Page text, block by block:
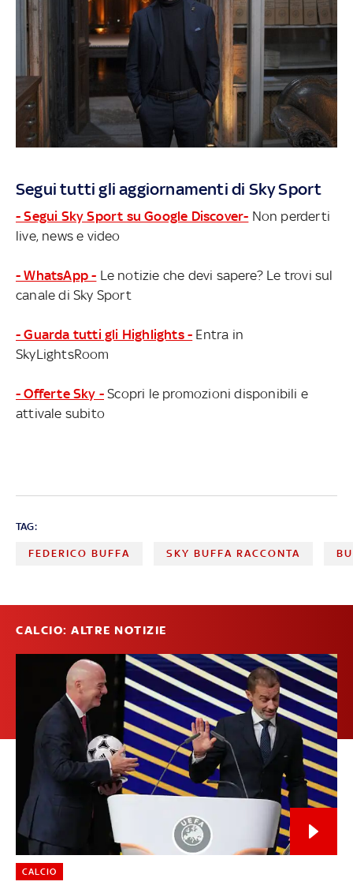
Segui tutti gli aggiornamenti di Sky Sport
- Segui Sky Sport su Google Discover- Non perderti
live, news e video
- WhatsApp - Le notizie che devi sapere? Le trovi sul
canale di Sky Sport
- Guarda tutti gli Highlights - Entra in
SkyLightsRoom
- Offerte Sky - Scopri le promozioni disponibili e
attivale subito
TAG:
FEDERICO BUFFA SKY BUFFA RACCONTA
CALCIO: ALTRE NOTIZIE
CALCIO